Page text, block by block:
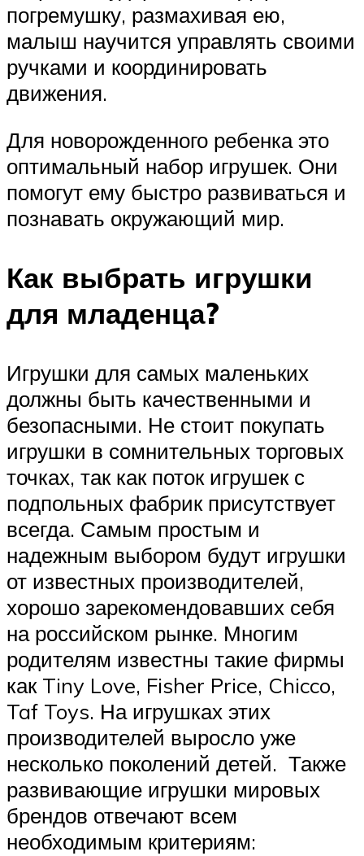
погремушку, размахивая ею,
малыш научится управлять своими
ручками и координировать
движения.
Для новорожденного ребенка это
оптимальный набор игрушек. Они
помогут ему быстро развиваться и
познавать окружающий мир.
Как выбрать игрушки
для младенца?
Игрушки для самых маленьких
должны быть качественными и
безопасными. Не стоит покупать
игрушки в сомнительных торговых
точках, так как поток игрушек с
подпольных фабрик присутствует
всегда. Самым простым и
надежным выбором будут игрушки
от известных производителей,
хорошо зарекомендовавших себя
на российском рынке. Многим
родителям известны такие фирмы
как Tiny Love, Fisher Price, Chicco,
Taf Toys. На игрушках этих
производителей выросло уже
несколько поколений детей. Также
развивающие игрушки мировых
брендов отвечают всем
необходимым критериям: